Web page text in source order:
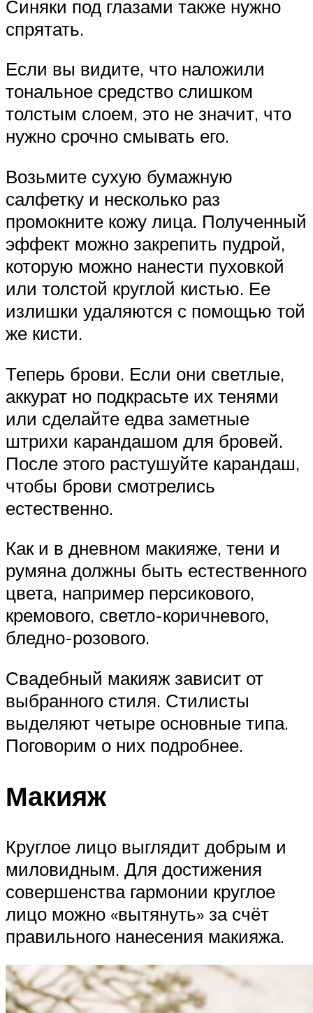
Синяки под глазами также нужно
спрятать.
Если вы видите, что наложили
тональное средство слишком
толстым слоем, это не значит, что
нужно срочно смывать его.
Возьмите сухую бумажную
салфетку и несколько раз
промокните кожу лица. Полученный
эффект можно закрепить пудрой,
которую можно нанести пуховкой
или толстой круглой кистью. Ее
излишки удаляются с помощью той
же кисти.
Теперь брови. Если они светлые,
аккурат но подкрасьте их тенями
или сделайте едва заметные
штрихи карандашом для бровей.
После этого растушуйте карандаш,
чтобы брови смотрелись
естественно.
Как и в дневном макияже, тени и
румяна должны быть естественного
цвета, например персикового,
кремового, светло-коричневого,
бледно-розового.
Свадебный макияж зависит от
выбранного стиля. Стилисты
выделяют четыре основные типа.
Поговорим о них подробнее.
Макияж
Круглое лицо выглядит добрым и
миловидным. Для достижения
совершенства гармонии круглое
лицо можно «вытянуть» за счёт
правильного нанесения макияжа.